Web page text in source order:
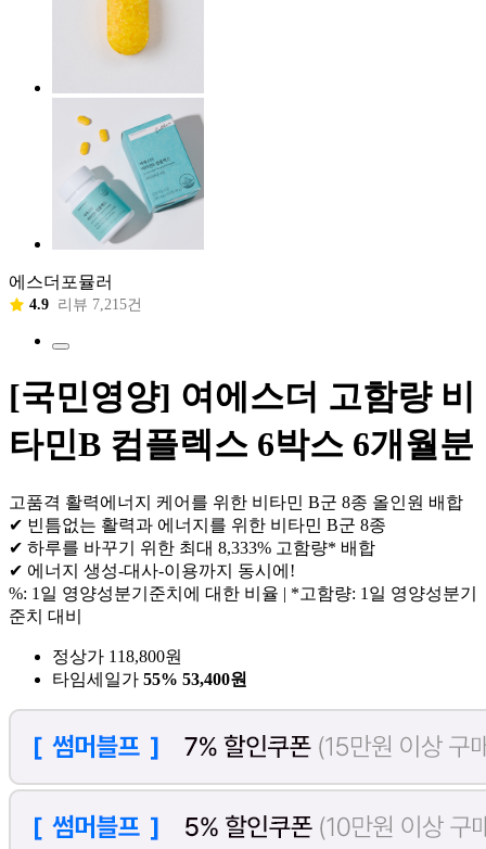
에스더포뮬러
4.9 리뷰 7,215건
[국민영양] 여에스더 고함량 비
타민B 컴플렉스 6박스 6개월분
고품격 활력에너지 케어를 위한 비타민 B군 8종 올인원 배합
✔ 빈틈없는 활력과 에너지를 위한 비타민 B군 8종
✔ 하루를 바꾸기 위한 최대 8,333% 고함량* 배합
✔ 에너지 생성-대사-이용까지 동시에!
%: 1일 영양성분기준치에 대한 비율 | *고함량: 1일 영양성분기
준치 대비
정상가 118,800원
타임세일가 55% 53,400원